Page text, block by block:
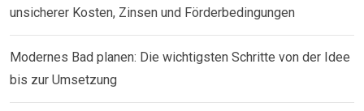
unsicherer Kosten, Zinsen und Förderbedingungen
Modernes Bad planen: Die wichtigsten Schritte von der Idee
bis zur Umsetzung